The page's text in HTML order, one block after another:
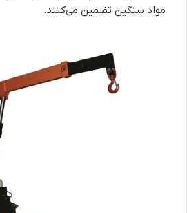
مواد سنگین تضمین می‌کنند.